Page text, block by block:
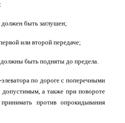
должен быть заглушен;
или второй передаче;
быть подняты до предела.
по дороге с поперечными
допустимым, а также при повороте
против опрокидывания